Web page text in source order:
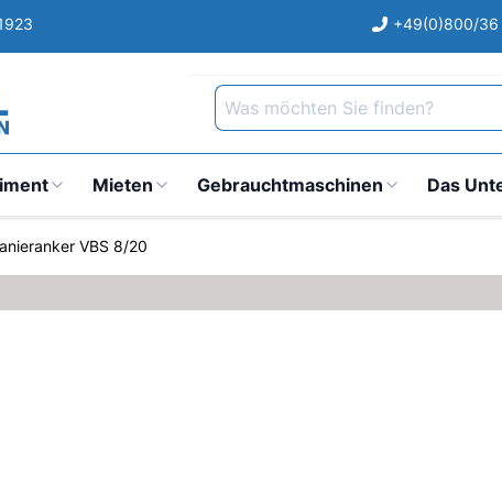
+49(0)800/36
Was möchten Sie finden?
Mieten Gebrauchtmaschinen Das
VBS 8/20